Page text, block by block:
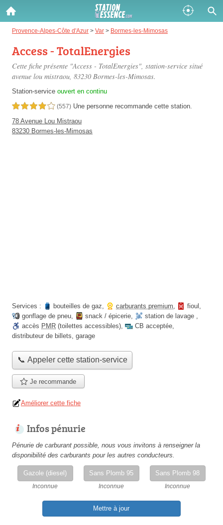
Provence-Alpes-Côte d'Azur > Var > Bormes-les-Mimosas
Access - TotalEnergies
Cette fiche présente "Access - TotalEnergies", station-service situé
avenue lou mistraou, 83230 Bormes-les-Mimosas.
Station-service ouvert en continu
4,0 étoiles sur 5 (557) Une personne recommande cette station.
78 Avenue Lou Mistraou
83230 Bormes-les-Mimosas
Services : bouteilles de gaz, carburants premium, fioul ,
gonflage de pneu, snack / épicerie, station de lavage ,
accès PMR (toilettes accessibles), CB acceptée,
distributeur de billets, garage
📞 Appeler cette station-service
Je recommande
Améliorer cette fiche
Infos pénurie
Pénurie de carburant possible, nous vous invitons à renseigner la
disponibilité des carburants pour les autres conducteurs.
Gazole (diesel)
Inconnue
Sans Plomb 95
Inconnue
Sans Plomb 98
Inconnue
Mettre à jour
Gazole :
Disponible
SP 98 :
Disponible
SP 95 :
Disponible